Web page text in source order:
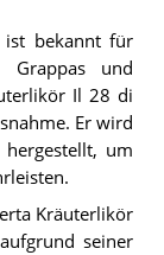
ist bekannt für
Grappas und
Il 28 di
Er wird
um
Kräuterlikör
seiner